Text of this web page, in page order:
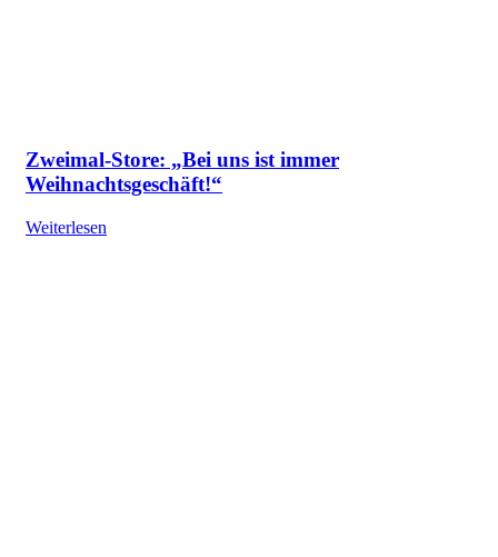
Zweimal-Store: „Bei uns ist immer
Weihnachtsgeschäft!“
Weiterlesen